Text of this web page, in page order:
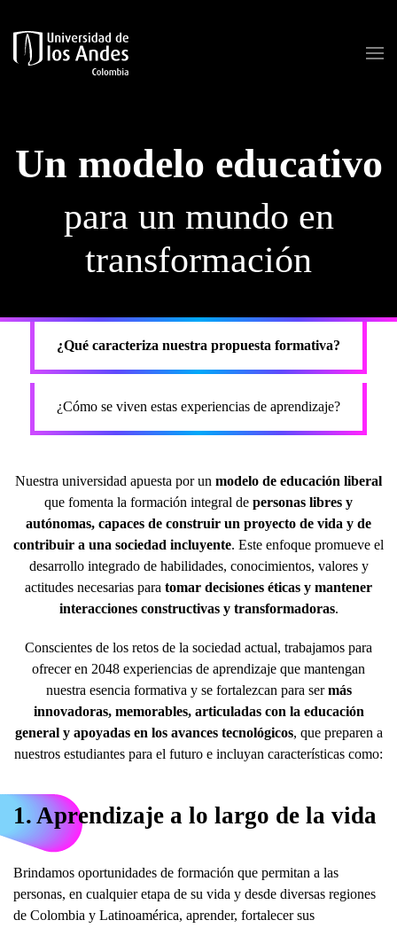
Skip to main content
Un modelo educativo
para un mundo en
transformación
¿Qué caracteriza nuestra propuesta formativa?
¿Cómo se viven estas experiencias de aprendizaje?
Nuestra universidad apuesta por un modelo de educación liberal
que fomenta la formación integral de personas libres y
autónomas, capaces de construir un proyecto de vida y de
contribuir a una sociedad incluyente. Este enfoque promueve el
desarrollo integrado de habilidades, conocimientos, valores y
actitudes necesarias para tomar decisiones éticas y mantener
interacciones constructivas y transformadoras.
Conscientes de los retos de la sociedad actual, trabajamos para
ofrecer en 2048 experiencias de aprendizaje que mantengan
nuestra esencia formativa y se fortalezcan para sermás
innovadoras, memorables, articuladas con la educación
general y apoyadas en los avances tecnológicos, que preparen a
nuestros estudiantes para el futuro e incluyan características como:
1. Aprendizaje a lo largo de la vida
Brindamos oportunidades de formación que permitan a las
personas, en cualquier etapa de su vida y desde diversas regiones
de Colombia y Latinoamérica, aprender, fortalecer sus